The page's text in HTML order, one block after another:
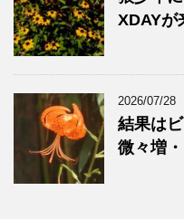
XDAYが
2026/07/28
結果は
微々増・